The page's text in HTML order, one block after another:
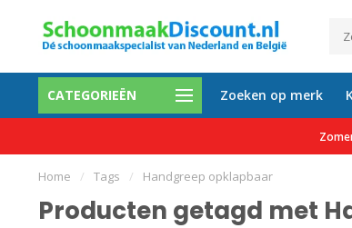
CATEGORIEËN Zoeken op merk
tevreden klanten Gratis verzending
Home / Tags / Handgreep opklapbaar
Producten getagd met